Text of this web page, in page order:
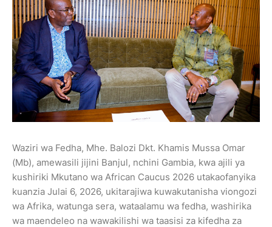
Waziri wa Fedha, Mhe. Balozi Dkt. Khamis Mussa Omar
(Mb), amewasili jijini Banjul, nchini Gambia, kwa ajili ya
kushiriki Mkutano wa African Caucus 2026 utakaofanyika
kuanzia Julai 6, 2026, ukitarajiwa kuwakutanisha viongozi
wa Afrika, watunga sera, wataalamu wa fedha, washirika
wa maendeleo na wawakilishi wa taasisi za kifedha za